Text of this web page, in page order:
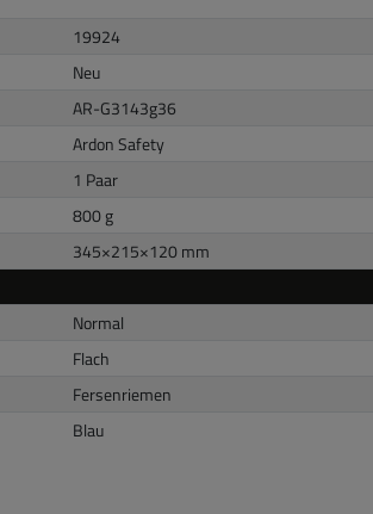
19924
Neu
AR-G3143g36
Ardon Safety
1 Paar
800 g
345×215×120mm
Normal
Flach
Fersenriemen
Blau